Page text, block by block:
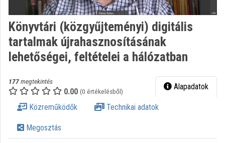
Bejelentkezés
Intézményi felfedezés
Kategóriák
Intézmények
Könyvtári (közgyűjteményi) digitális
tartalmak újrahasznosításának
lehetőségei, feltételei a hálózatban
177megtekintés
0.00 (0 értékelésből) Alapadatok
Közreműködők Technikai adatok
Megosztás